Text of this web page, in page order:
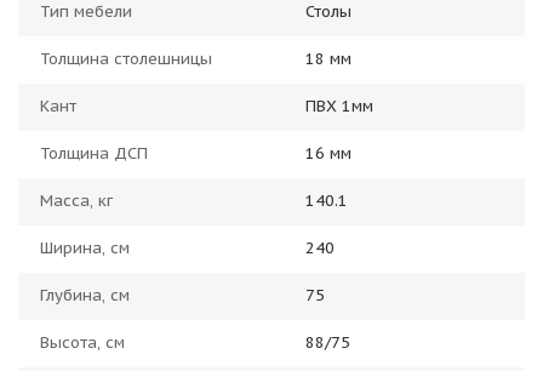
Тип мебели Столы
Толщина столешницы 18 мм
Кант ПВХ 1мм
Толщина ДСП 16 мм
Масса, кг 140.1
Ширина, см 240
Глубина, см 75
Высота, см 88/75